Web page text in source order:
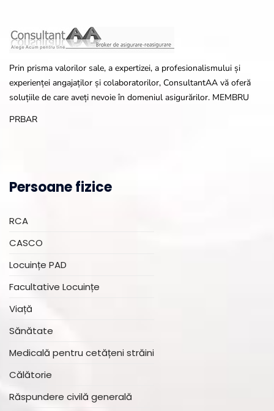
Prin prisma valorilor sale, a expertizei, a profesionalismului și
experienței angajaților și colaboratorilor, ConsultantAA vă oferă
soluțiile de care aveți nevoie în domeniul asigurărilor. MEMBRU
PRBAR
Persoane fizice
RCA
CASCO
Locuințe PAD
Facultative Locuințe
Viață
Sănătate
Medicală pentru cetățeni străini
Călătorie
Răspundere civilă generală